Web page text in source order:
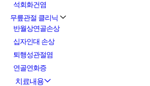
석회화건염
무릎관절 클리닉
반월상연골손상
십자인대 손상
퇴행성관절염
연골연화증
치료내용